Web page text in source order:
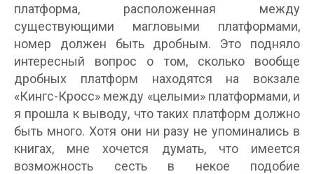
платформа, расположенная между
существующими магловыми платформами,
номер должен быть дробным. Это подняло
интересный вопрос о том, сколько вообще
дробных платформ находятся на вокзале
«Кингс-Кросс» между «целыми» платформами, и
я прошла к выводу, что таких платформ должно
быть много. Хотя они ни разу не упоминались в
книгах, мне хочется думать, что имеется
возможность сесть в некое подобие